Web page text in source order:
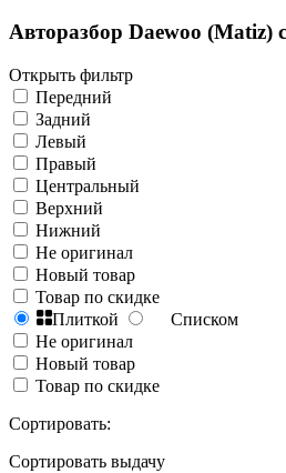
Авторазбор Daewoo (Matiz)
Открыть фильтр
Передний
Задний
Левый
Правый
Центральный
Верхний
Нижний
Не оригинал
Новый товар
Товар по скидке
Плиткой
Списком
Не оригинал
Новый товар
Товар по скидке
Сортировать:
Сортировать выдачу